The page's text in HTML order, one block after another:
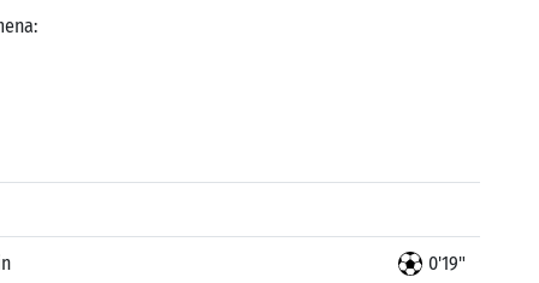
0'19"